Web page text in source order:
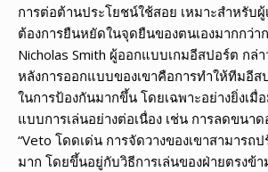
การต่อต้านประโยชน์ใช้สอย เหมาะสำหรับ
ต้องการยืนหยัดในจุดยืนของตนเองมากกว่า
Nicholas Smith ผู้ออกแบบเกมอีสปอร์ต กล่า
หลังการออกแบบของเขาคือการทำให้ทีมอี
ในการป้องกันมากขึ้น โดยเฉพาะอย่างยิ่งเมื่
แบบการเล่นอย่างต่อเนื่อง เช่น การลดขนา
“Veto โดดเด่น การจัดวางของเขาสามารถ
มาก โดยขึ้นอยู่กับวิธีการเล่นของฝ่ายตรงข้า